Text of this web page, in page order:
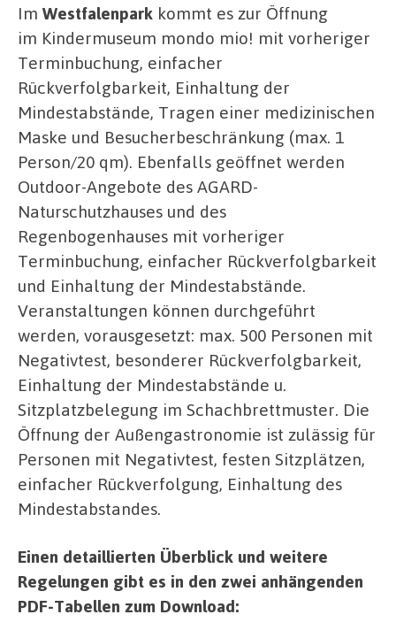
Im Westfalenpark kommt es zur Öffnung
im Kindermuseum mondo mio! mit vorheriger
Terminbuchung, einfacher
Rückverfolgbarkeit, Einhaltung der
Mindestabstände, Tragen einer medizinischen
Maske und Besucherbeschränkung (max. 1
Person/20 qm). Ebenfalls geöffnet werden
Outdoor-Angebote des AGARD-
Naturschutzhauses und des
Regenbogenhauses mit vorheriger
Terminbuchung, einfacher Rückverfolgbarkeit
und Einhaltung der Mindestabstände.
Veranstaltungen können durchgeführt
werden, vorausgesetzt: max. 500 Personen mit
Negativtest, besonderer Rückverfolgbarkeit,
Einhaltung der Mindestabstände u.
Sitzplatzbelegung im Schachbrettmuster. Die
Öffnung der Außengastronomie ist zulässig für
Personen mit Negativtest, festen Sitzplätzen,
einfacher Rückverfolgung, Einhaltung des
Mindestabstandes.
Einen detaillierten Überblick und weitere
Regelungen gibt es in den zwei anhängenden
PDF-Tabellen zum Download: